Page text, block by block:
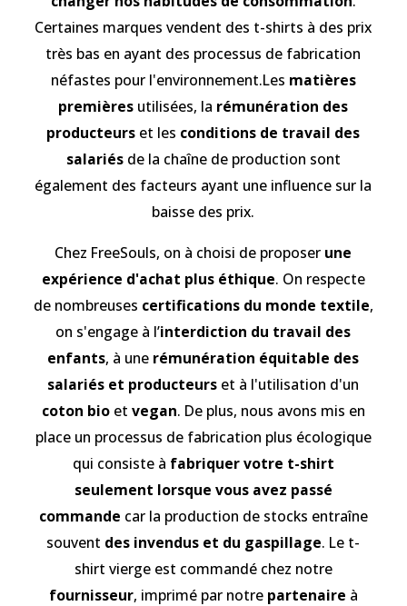
Certaines marques vendent des t-shirts à des prix
très bas en ayant des processus de fabrication
néfastes pour l'environnement.Les matières
premières utilisées, la rémunération des
producteurs et les conditions de travail des
salariésde la chaîne de production sont
également des facteurs ayant une influence sur la
baisse des prix.
Chez FreeSouls, on à choisi de proposer une
expérience d'achat plus éthique. On respecte
de nombreuses certifications du monde textile,
on s'engage à l’interdiction du travail des
enfants, à une rémunération équitable des
salariés et producteurs et à l'utilisation d'un
coton bioet vegan. De plus, nous avons mis en
place un processus de fabrication plus écologique
qui consiste à fabriquer votre t-shirt
seulement lorsque vous avez passé
commande car la production de stocks entraîne
souvent des invendus et du gaspillage. Le t-
shirt vierge est commandé chez notre
fournisseur, imprimé par notre partenaire à